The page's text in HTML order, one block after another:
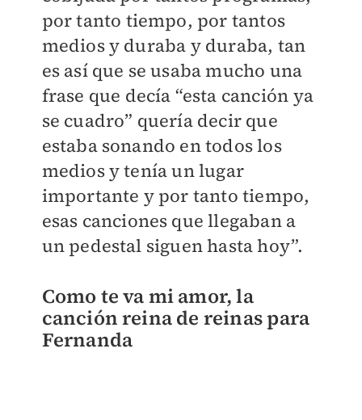
por tanto tiempo, por tantos
medios y duraba y duraba, tan
es así que se usaba mucho una
frase que decía “esta canción ya
se cuadro” quería decir que
estaba sonando en todos los
medios y tenía un lugar
importante y por tanto tiempo,
esas canciones que llegaban a
un pedestal siguen hasta hoy”.
Como te va mi amor, la
canción reina de reinas para
Fernanda